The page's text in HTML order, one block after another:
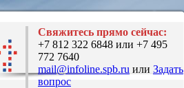
Свяжитесь прямо сейчас:
+7 812 322 6848 или +7 495
772 7640
mail@infoline.spb.ru или Задать
вопрос